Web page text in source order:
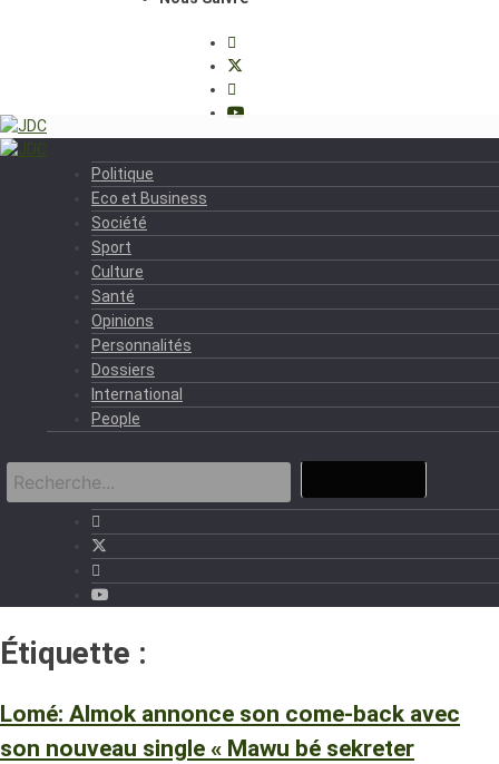
Politique
Eco et Business
Société
Sport
Culture
Santé
Opinions
Personnalités
Dossiers
International
People
Étiquette :
Lomé: Almok annonce son come-back avec
son nouveau single « Mawu bé sekreter